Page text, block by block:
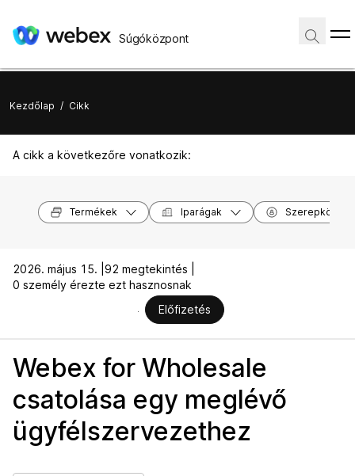
Súgóközpont
Kezdőlap / Cikk
A cikk a következőre vonatkozik:
Termékek Iparágak Szerepkörök
2026. május 15. | 92 megtekintés |
0 személy érezte ezt hasznosnak
Előfizetés
Webex for Wholesale
csatolása egy meglévő
ügyfélszervezethez